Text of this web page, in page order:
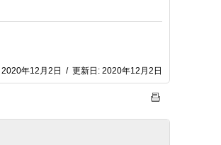
2020年12月2日 / 更新日: 2020年12月2日